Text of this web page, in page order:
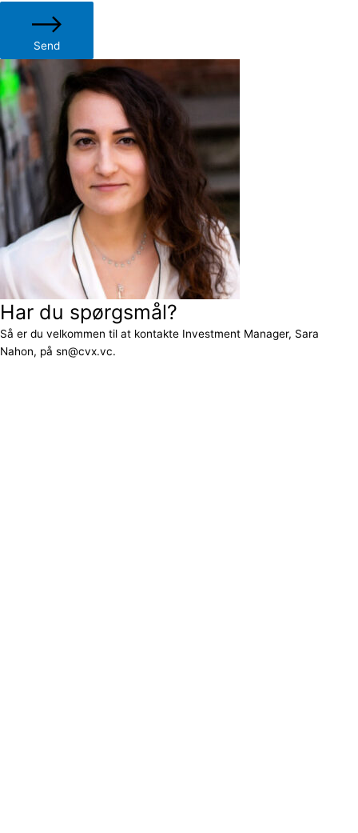
Send
Har du spørgsmål?
Så er du velkommen til at kontakte Investment Manager, Sara
Nahon, på sn@cvx.vc.